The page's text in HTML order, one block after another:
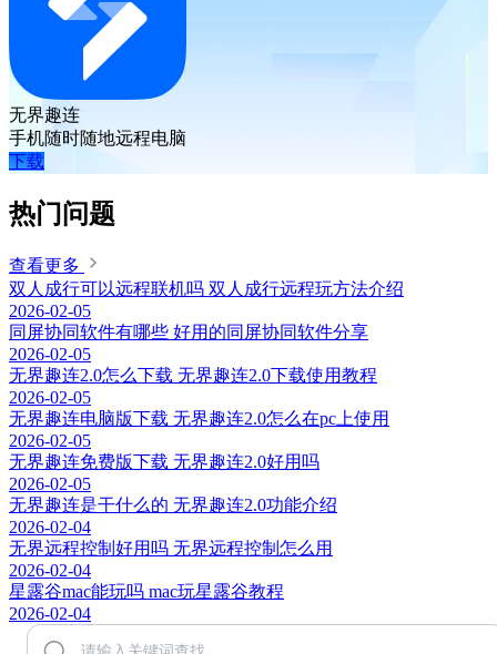
无界趣连
手机随时随地远程电脑
下载
热门问题
查看更多
双人成行可以远程联机吗 双人成行远程玩方法介绍
2026-02-05
同屏协同软件有哪些 好用的同屏协同软件分享
2026-02-05
无界趣连2.0怎么下载 无界趣连2.0下载使用教程
2026-02-05
无界趣连电脑版下载 无界趣连2.0怎么在pc上使用
2026-02-05
无界趣连免费版下载 无界趣连2.0好用吗
2026-02-05
无界趣连是干什么的 无界趣连2.0功能介绍
2026-02-04
无界远程控制好用吗 无界远程控制怎么用
2026-02-04
星露谷mac能玩吗 mac玩星露谷教程
2026-02-04